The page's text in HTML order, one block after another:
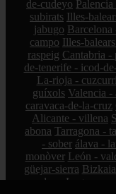
de-cudeyo
subirats Illes-
jabugo Barcelona
campo Illes-
raspeig Cantabria -
de-tenerife - icod-
La-rioja -
guíxols Valencia -
caravaca-de-la-cruz
Alicante - villena
abona Tarragona -
- sober álava -
monòver León -
güejar-sierra
cudeyo
Lugo -